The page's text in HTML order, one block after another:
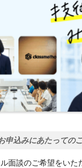
申込みにあたっての
面談のご希望をいた